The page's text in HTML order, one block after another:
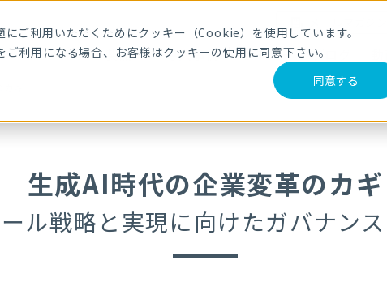
ご利用いただくためにクッキー（Cookie）を使用しています。
利用になる場合、お客様はクッキーの使用に同意下さい。
同意する
メールマガジ
サービス・製品 導入事例 セミナー ブログ
生成AI時代の企業変革のカギ
ル戦略と実現に向けたガバナン